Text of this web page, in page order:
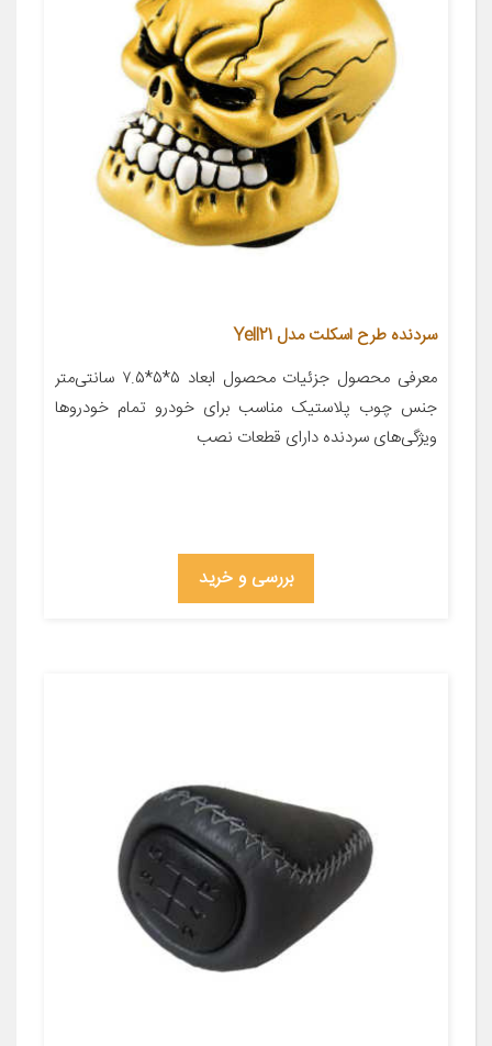
سردنده طرح اسکلت مدل Yell21
معرفی محصول جزئیات محصول ابعاد ۵*۵*۷.۵ سانتی‌متر
جنس چوب پلاستیک مناسب برای خودرو تمام خودروها
ویژگی‌های سردنده دارای قطعات نصب
بررسی و خرید